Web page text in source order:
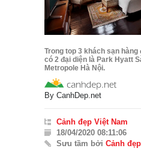
Trong top 3 khách sạn
có 2 đại diện là Park Hyatt
Metropole Hà Nội.
By CanhDep.net
Cảnh đẹp Việt Nam
18/04/2020 08:11:06
Sưu tầm bởi Cảnh đẹp